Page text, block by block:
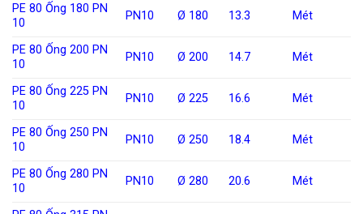
PE 80 Ống 180 PN
10
PN10 Ø 180 13.3 Mét
PE 80 Ống 200 PN
10
PN10 Ø 200 14.7 Mét
PE 80 Ống 225 PN
10
PN10 Ø 225 16.6 Mét
PE 80 Ống 250 PN
10
PN10 Ø 250 18.4 Mét
PE 80 Ống 280 PN
10
PN10 Ø 280 20.6 Mét